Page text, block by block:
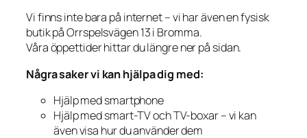
Vi finns inte bara på internet – vi har även en fysisk
butik på Orrspelsvägen 13 i Bromma.
Våra öppettider hittar du längre ner på sidan.
Några saker vi kan hjälpa dig med:
Hjälp med smartphone
Hjälp med smart-TV och TV-boxar – vi kan
även visa hur du använder dem